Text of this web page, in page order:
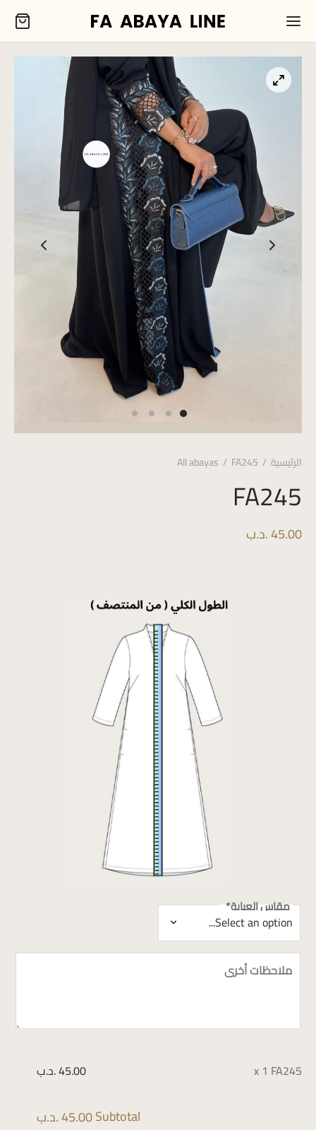
الرئيسية /
All abayas / FA245
FA245
45.00.د.ب
مقاس العباية*
ملاحظات أخرى
x 1 FA245 45.00 .د.ب
Subtotal45.00 .د.ب